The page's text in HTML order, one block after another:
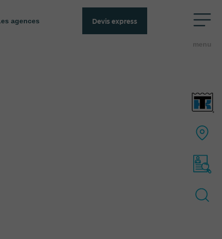
agences Devis express
menu